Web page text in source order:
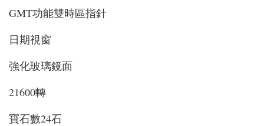
GMT功能雙時區指針
日期視窗
強化玻璃鏡面
21600轉
寶石數24石